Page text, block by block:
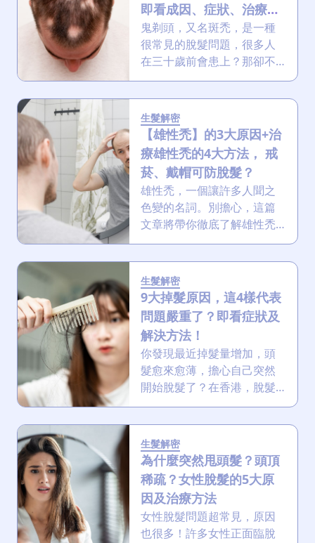
即看成因、症狀、治療與
預防方法
鬼剃頭，又名斑禿，是一種
很常見的脫髮問題，很多人
在三十歲前會患上？那卻不
是年輕人的「專利」。本文
深入解析其成因、症狀與治
療方法，文末更有獨家生髮
護髮療程優惠！
生髮解密
【雄性禿】的3大原因+治
療雄性禿的4大方法， 戒
菸、戴帽可防脫髮？
雄性禿，一個讓許多人聞之
色變的名詞。別擔心，這篇
文章將帶你徹底了解雄性禿
的成因、症狀以及各種治療
方式，包括生髮藥、生髮水
跟激光生髮醫美療程，文末
更有獨家試做優惠！
生髮解密
9大掉髮原因，這4樣代表
問題嚴重了？即看症狀及
解決方法！
你發現最近掉髮量增加，頭
髮愈來愈薄，擔心自己突然
開始脫髮了？在香港，脫髮
問題愈來愈普遍了，即深入
了解9大掉髮原因及改善方
法，文末更有生髮療程試做
優惠！
生髮解密
為什麼突然甩頭髮？頭頂
稀疏？女性脫髮的5大原
因及治療方法
女性脫髮問題超常見，原因
也很多！許多女性正面臨脫